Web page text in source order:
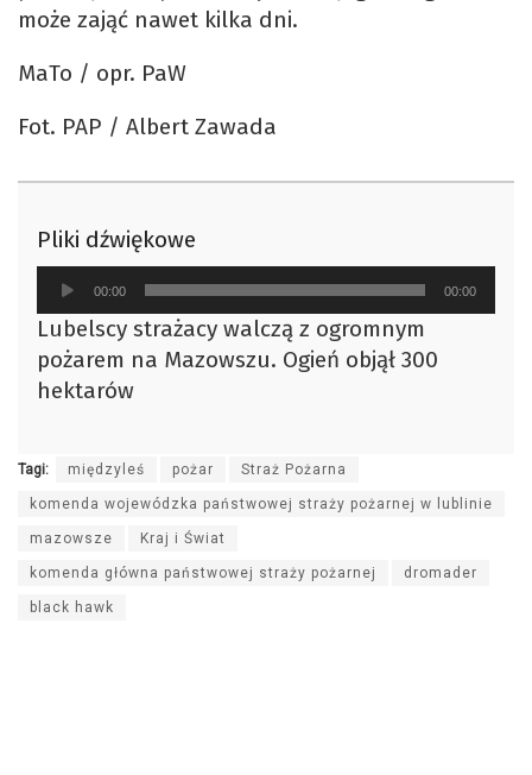
może zająć nawet kilka dni.
MaTo / opr. PaW
Fot. PAP / Albert Zawada
Pliki dźwiękowe
Odtwarzacz
plików
dźwiękowych
00:00 00:00
Lubelscy strażacy walczą z ogromnym
pożarem na Mazowszu. Ogień objął 300
hektarów
Tagi: międzyleś pożar Straż Pożarna
komenda wojewódzka państwowej straży pożarnej w lublinie
mazowsze Kraj i Świat
komenda główna państwowej straży pożarnej dromader
black hawk